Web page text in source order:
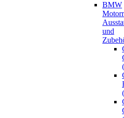
BMW
und